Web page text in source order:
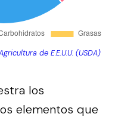
de E.E.U.U. (USDA)
los
elementos que